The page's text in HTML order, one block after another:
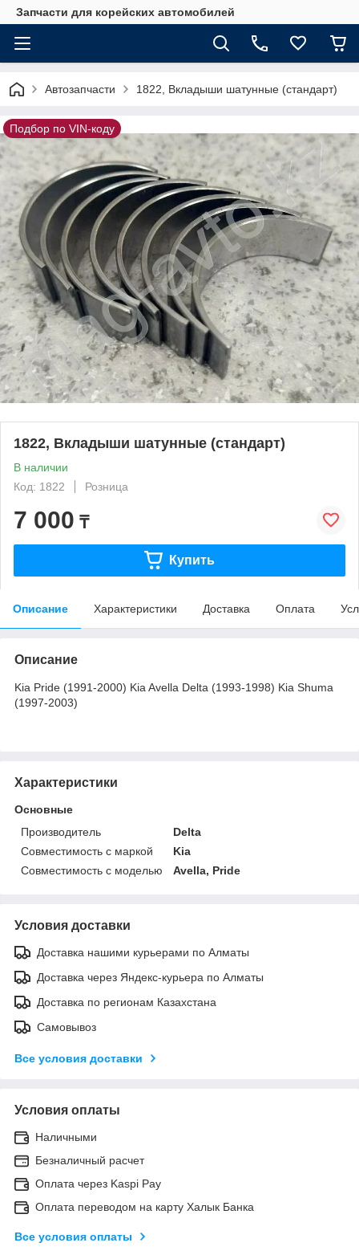
Запчасти для корейских автомобилей
Автозапчасти 1822, Вкладыши шатунные (стандарт)
Подбор по VIN-коду
1822, Вкладыши шатунные (стандарт)
В наличии
Код: 1822
Розница
7 000 ₸
Купить
Описание Характеристики Доставка Оплата
Описание
Kia Pride (1991-2000) Kia Avella Delta (1993-1998) Kia Shuma
(1997-2003)
Характеристики
Основные
Производитель
Delta
Совместимость с маркой
Kia
Совместимость с моделью
Avella, Pride
Условия доставки
Доставка нашими курьерами по Алматы
Доставка через Яндекс-курьера по Алматы
Доставка по регионам Казахстана
Самовывоз
Все условия доставки
Условия оплаты
Наличными
Безналичный расчет
Оплата через Kaspi Pay
Оплата переводом на карту Халык Банка
Все условия оплаты